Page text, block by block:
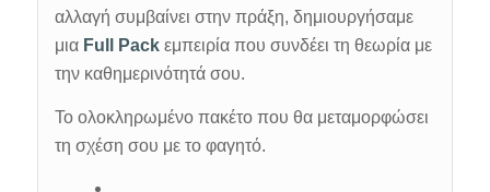
αλλαγή συμβαίνει στην πράξη, δημιουργήσαμε
μια Full Packεμπειρία που συνδέει τη θεωρία με
την καθημερινότητά σου.
Το ολοκληρωμένο πακέτο που θα μεταμορφώσει
τη σχέση σου με το φαγητό.